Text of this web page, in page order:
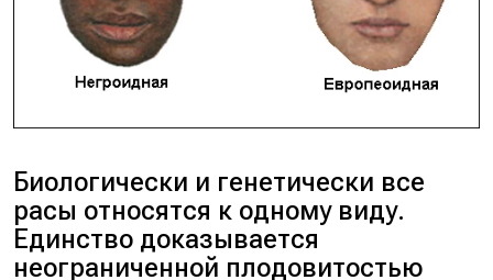
Биологически и генетически все
расы относятся к одному виду.
Единство доказывается
неограниченной плодовитостью